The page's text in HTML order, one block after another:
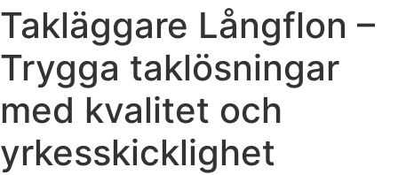
Takläggare Långflon –
Trygga taklösningar
med kvalitet och
yrkesskicklighet